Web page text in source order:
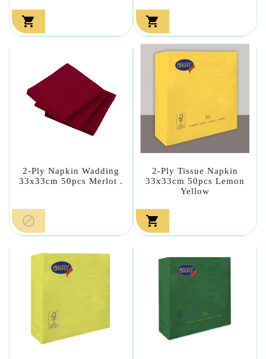
 
2-Ply Napkin Wadding
33x33cm 50pcs Merlot .

2-Ply Tissue Napkin
33x33cm 50pcs Lemon
Yellow
